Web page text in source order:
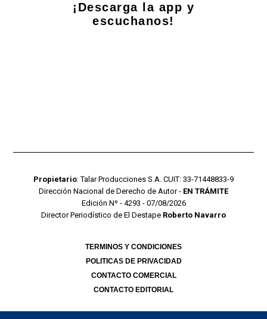
¡Descarga la app y
escuchanos!
Propietario: Talar Producciones S.A. CUIT: 33-71448833-9
Dirección Nacional de Derecho de Autor - EN TRÁMITE
Edición Nº - 4293 - 07/08/2026
Director Periodístico de El Destape Roberto Navarro
TERMINOS Y CONDICIONES
POLITICAS DE PRIVACIDAD
CONTACTO COMERCIAL
CONTACTO EDITORIAL